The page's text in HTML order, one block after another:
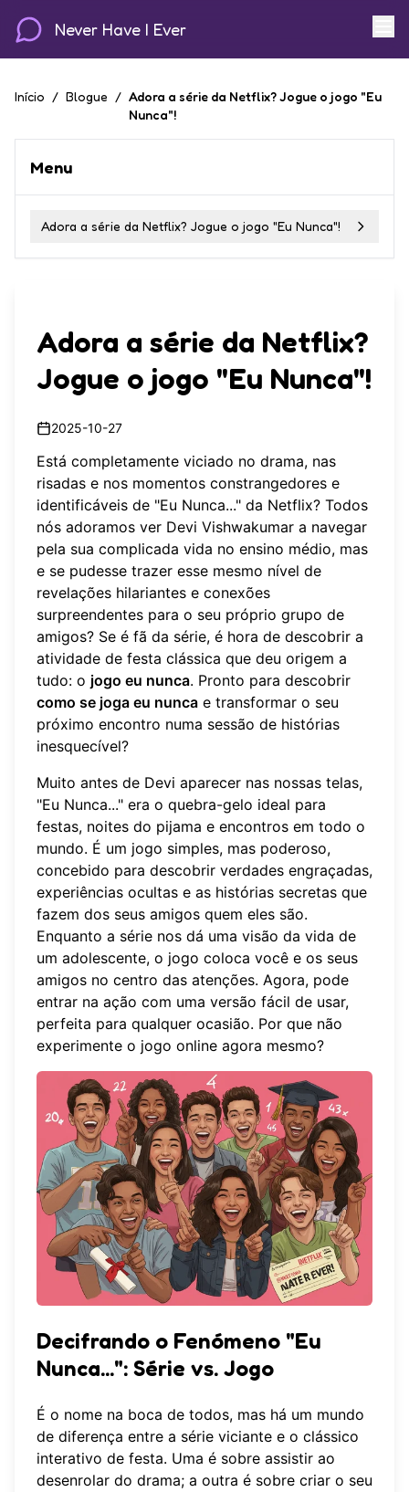
Never Have I Ever
Início / Blogue / Adora a série da Netflix? Jogue o jogo "Eu
Nunca"!
Menu
Adora a série da Netflix? Jogue o jogo "Eu Nunca"!
Adora a série da Netflix?
Jogue o jogo "Eu Nunca"!
2025-10-27
Está completamente viciado no drama, nas
risadas e nos momentos constrangedores e
identificáveis de "Eu Nunca..." da Netflix? Todos
nós adoramos ver Devi Vishwakumar a navegar
pela sua complicada vida no ensino médio, mas
e se pudesse trazer esse mesmo nível de
revelações hilariantes e conexões
surpreendentes para o seu próprio grupo de
amigos? Se é fã da série, é hora de descobrir a
atividade de festa clássica que deu origem a
tudo: o jogo eu nunca. Pronto para descobrir
como se joga eu nunca e transformar o seu
próximo encontro numa sessão de histórias
inesquecível?
Muito antes de Devi aparecer nas nossas telas,
"Eu Nunca..." era o quebra-gelo ideal para
festas, noites do pijama e encontros em todo o
mundo. É um jogo simples, mas poderoso,
concebido para descobrir verdades engraçadas,
experiências ocultas e as histórias secretas que
fazem dos seus amigos quem eles são.
Enquanto a série nos dá uma visão da vida de
um adolescente, o jogo coloca você e os seus
amigos no centro das atenções. Agora, pode
entrar na ação com uma versão fácil de usar,
perfeita para qualquer ocasião. Por que não
experimente o jogo online agora mesmo?
Decifrando o Fenómeno "Eu
Nunca...": Série vs. Jogo
É o nome na boca de todos, mas há um mundo
de diferença entre a série viciante e o clássico
interativo de festa. Uma é sobre assistir ao
desenrolar do drama; a outra é sobre criar o seu